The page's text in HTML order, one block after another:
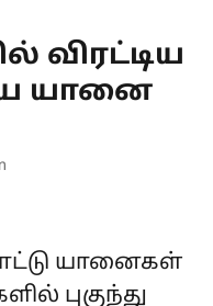
விரட்டிய
யானை
யானைகள்
புகுந்து